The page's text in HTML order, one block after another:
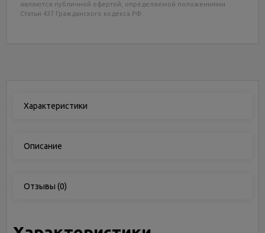
являются публичной офертой, определяемой положениями
Статьи 437 Гражданского кодекса РФ.
Характеристики
Описание
Отзывы (0)